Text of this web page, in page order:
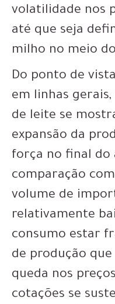
volatilidade nos
até que seja
milho no meio
Do ponto de
em linhas
de leite se
expansão da
força no final do
comparação
volume de
relativamente
consumo estar
de produção
queda nos
cotações se